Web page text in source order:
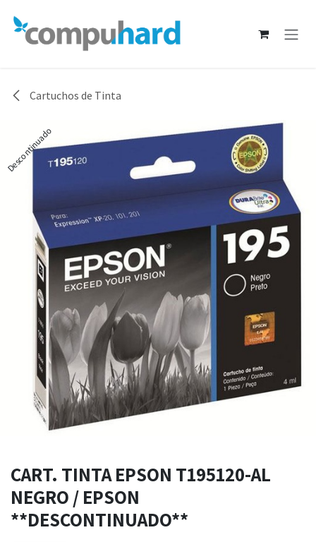
Cartuchos de Tinta
Descontinuado
CART. TINTA EPSON T195120-AL
NEGRO / EPSON
**DESCONTINUADO**